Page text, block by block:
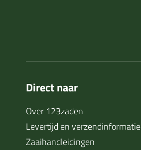
Direct naar
Over 123zaden
Levertijd en verzendinformatie
Zaaihandleidingen